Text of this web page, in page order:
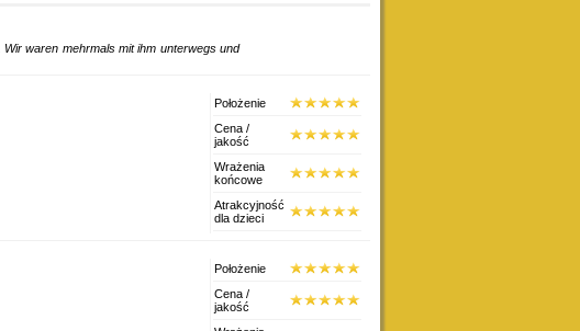
Położenie
Cena /
jakość
Wrażenia
końcowe
Atrakcyjność
dla dzieci
Położenie
Cena /
jakość